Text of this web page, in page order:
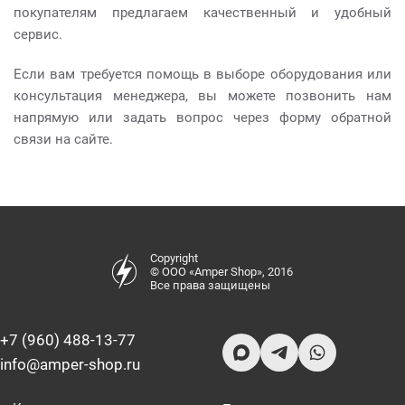
покупателям предлагаем качественный и удобный
сервис.
Если вам требуется помощь в выборе оборудования или
консультация менеджера, вы можете позвонить нам
напрямую или задать вопрос через форму обратной
связи на сайте.
Copyright
© ООО «Amper Shop», 2016
Все права защищены
+7 (960) 488-13-77
info@amper-shop.ru